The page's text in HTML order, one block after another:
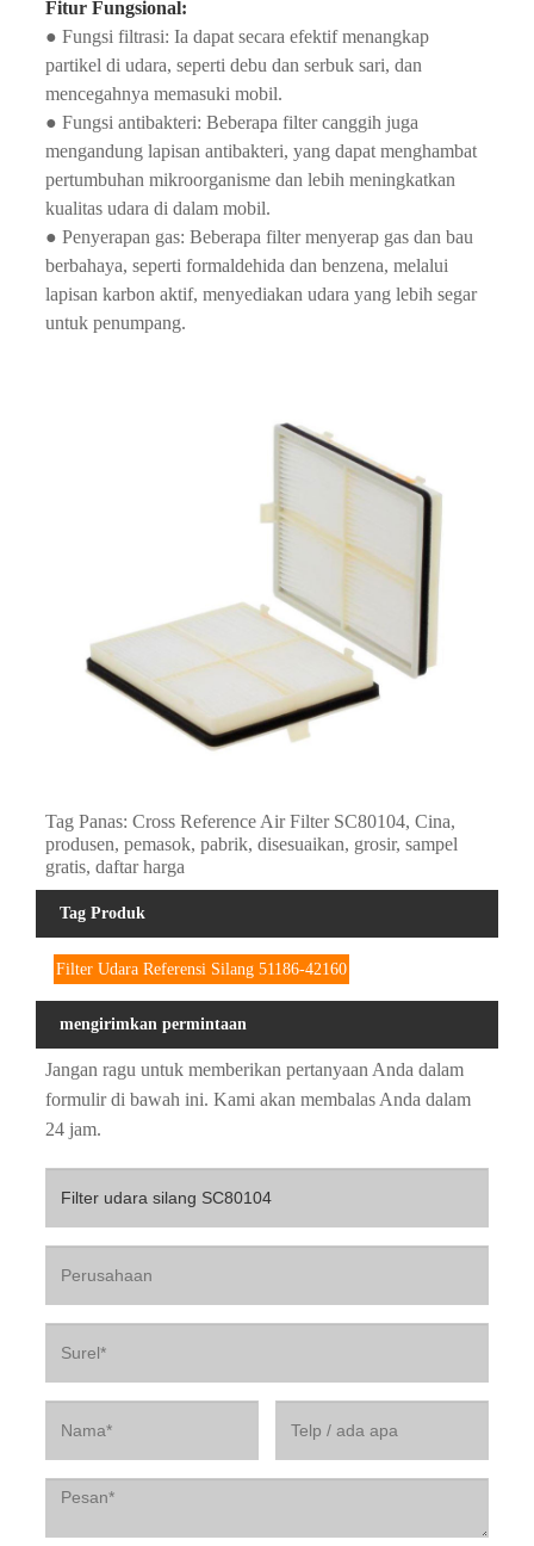
Fitur Fungsional:
● Fungsi filtrasi: Ia dapat secara efektif menangkap
partikel di udara, seperti debu dan serbuk sari, dan
mencegahnya memasuki mobil.
● Fungsi antibakteri: Beberapa filter canggih juga
mengandung lapisan antibakteri, yang dapat menghambat
pertumbuhan mikroorganisme dan lebih meningkatkan
kualitas udara di dalam mobil.
● Penyerapan gas: Beberapa filter menyerap gas dan bau
berbahaya, seperti formaldehida dan benzena, melalui
lapisan karbon aktif, menyediakan udara yang lebih segar
untuk penumpang.
Tag Panas: Cross Reference Air Filter SC80104, Cina,
produsen, pemasok, pabrik, disesuaikan, grosir, sampel
gratis, daftar harga
Tag Produk
Filter Udara Referensi Silang 51186-42160
mengirimkan permintaan
Jangan ragu untuk memberikan pertanyaan Anda dalam
formulir di bawah ini. Kami akan membalas Anda dalam
24 jam.